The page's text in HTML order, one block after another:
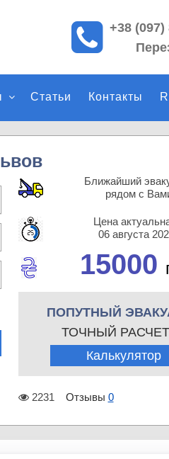
+38 (097)
Статьи Контакты
Ближайший
рядом с
Цена
06 августа
15000
ПОПУТНЫЙ
ТОЧНЫЙ РАСЧЕТ
Калькулятор
2231 Отзывы 0